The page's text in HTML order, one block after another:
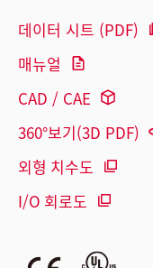
데이터 시트 (PDF)
매뉴얼
CAD / CAE
360°보기(3D PDF)
외형 치수도
I/O 회로도